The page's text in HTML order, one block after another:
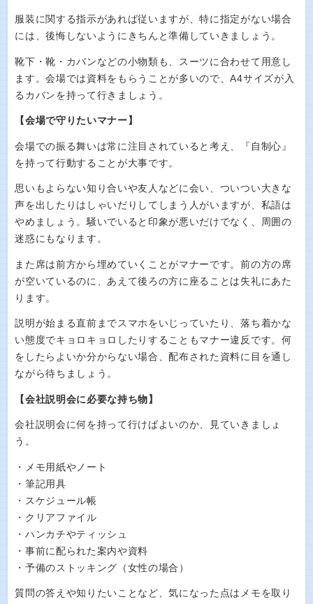
服装に関する指示があれば従いますが、特に指定がない場合
には、後悔しないようにきちんと準備していきましょう。
靴下・靴・カバンなどの小物類も、スーツに合わせて用意し
ます。会場では資料をもらうことが多いので、A4サイズが入
るカバンを持って行きましょう。
【会場で守りたいマナー】
会場での振る舞いは常に注目されていると考え、『自制心』
を持って行動することが大事です。
思いもよらない知り合いや友人などに会い、ついつい大きな
声を出したりはしゃいだりしてしまう人がいますが、私語は
やめましょう。騒いでいると印象が悪いだけでなく、周囲の
迷惑にもなります。
また席は前方から埋めていくことがマナーです。前の方の席
が空いているのに、あえて後ろの方に座ることは失礼にあた
ります。
説明が始まる直前までスマホをいじっていたり、落ち着かな
い態度でキョロキョロしたりすることもマナー違反です。何
をしたらよいか分からない場合、配布された資料に目を通し
ながら待ちましょう。
【会社説明会に必要な持ち物】
会社説明会に何を持って行けばよいのか、見ていきましょ
う。
・メモ用紙やノート
・筆記用具
・スケジュール帳
・クリアファイル
・ハンカチやティッシュ
・事前に配られた案内や資料
・予備のストッキング（女性の場合）
質問の答えや知りたいことなど、気になった点はメモを取り